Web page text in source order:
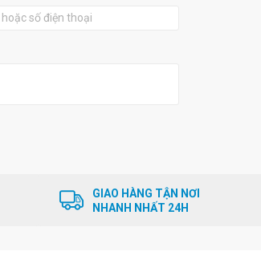
GIAO HÀNG TẬN NƠI
NHANH NHẤT 24H